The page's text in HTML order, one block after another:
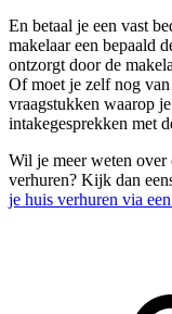
En betaal je een vast
makelaar een bepaald
ontzorgt door de
Of moet je zelf nog
vraagstukken waarop
intakegesprekken met
Wil je meer weten over
verhuren? Kijk dan
je huis verhuren via